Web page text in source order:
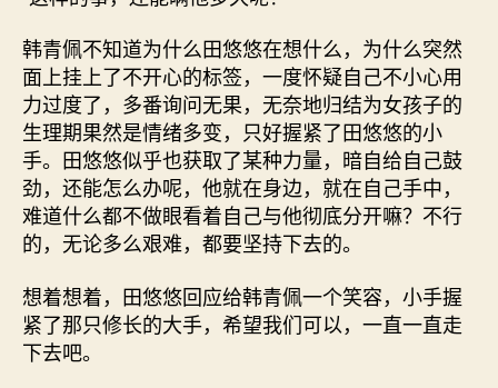
韩青佩不知道为什么田悠悠在想什么，为什么突然
面上挂上了不开心的标签，一度怀疑自己不小心用
力过度了，多番询问无果，无奈地归结为女孩子的
生理期果然是情绪多变，只好握紧了田悠悠的小
手。田悠悠似乎也获取了某种力量，暗自给自己鼓
劲，还能怎么办呢，他就在身边，就在自己手中，
难道什么都不做眼看着自己与他彻底分开嘛？不行
的，无论多么艰难，都要坚持下去的。
想着想着，田悠悠回应给韩青佩一个笑容，小手握
紧了那只修长的大手，希望我们可以，一直一直走
下去吧。